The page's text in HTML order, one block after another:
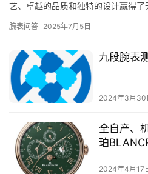
艺、卓越的品质和独特的设计赢得
成为…
腕表问答 2025年7月5日
九段腕表
2024年3月30
全自产、
珀
2024年4月17